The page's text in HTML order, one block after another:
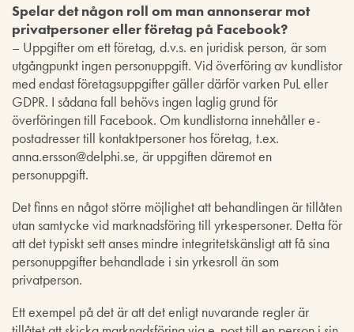
Spelar det någon roll om man annonserar mot
privatpersoner eller företag på Facebook?
– Uppgifter om ett företag, d.v.s. en juridisk person, är som
utgångpunkt ingen personuppgift. Vid överföring av kundlistor
med endast företagsuppgifter gäller därför varken PuL eller
GDPR. I sådana fall behövs ingen laglig grund för
överföringen till Facebook. Om kundlistorna innehåller e-
postadresser till kontaktpersoner hos företag, t.ex.
anna.ersson@delphi.se, är uppgiften däremot en
personuppgift.
Det finns en något större möjlighet att behandlingen är tillåten
utan samtycke vid marknadsföring till yrkespersoner. Detta för
att det typiskt sett anses mindre integritetskänsligt att få sina
personuppgifter behandlade i sin yrkesroll än som
privatperson.
Ett exempel på det är att det enligt nuvarande regler är